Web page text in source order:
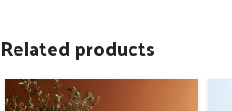
Related products